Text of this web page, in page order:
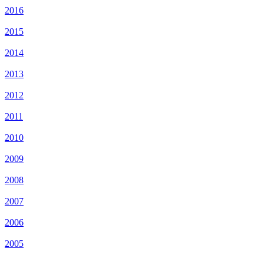
2016
2015
2014
2013
2012
2011
2010
2009
2008
2007
2006
2005